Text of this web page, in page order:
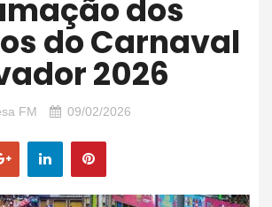
dos
do Carnaval
2026
FM 09/02/2026